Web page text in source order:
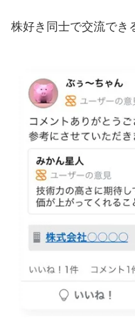
株好き同士で交流でき